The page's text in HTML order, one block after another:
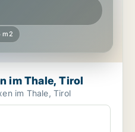
m2
im Thale, Tirol
im Thale, Tirol